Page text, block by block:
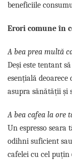
beneficiile
Erori comune în
A bea prea multă
Deși este tentant
esențială deoarece
asupra sănătății și
A bea cafea la ore
Un espresso
odihni suficient
cafelei cu cel puțin